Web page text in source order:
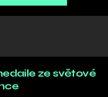
ze světové